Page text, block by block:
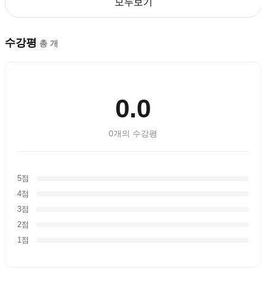
수강평 총 개
0.0
0개의 수강평
5점
4점
3점
2점
1점